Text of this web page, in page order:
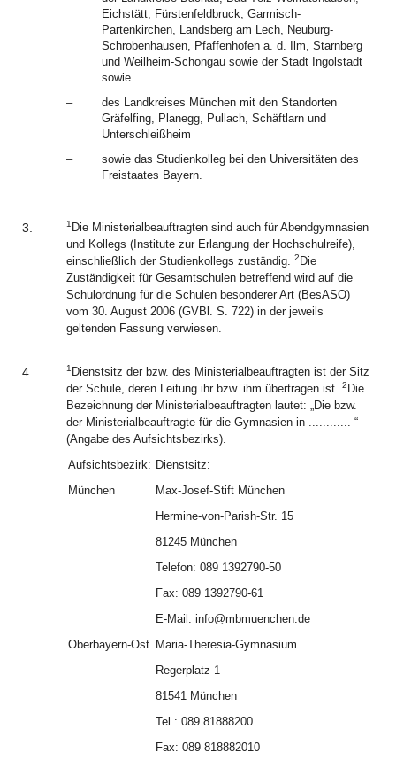
Eichstätt, Fürstenfeldbruck, Garmisch-
Partenkirchen, Landsberg am Lech, Neuburg-
Schrobenhausen, Pfaffenhofen a. d. Ilm, Starnberg
und Weilheim-Schongau sowie der Stadt Ingolstadt
sowie
–
des Landkreises München mit den Standorten
Gräfelfing, Planegg, Pullach, Schäftlarn und
Unterschleißheim
–
sowie das Studienkolleg bei den Universitäten des
Freistaates Bayern.
3. 1 Die Ministerialbeauftragten sind auch für Abendgymnasien
und Kollegs (Institute zur Erlangung der Hochschulreife),
einschließlich der Studienkollegs zuständig. 2 Die
Zuständigkeit für Gesamtschulen betreffend wird auf die
Schulordnung für die Schulen besonderer Art (BesASO)
vom 30. August 2006 (GVBl. S. 722) in der jeweils
geltenden Fassung verwiesen.
4. 1 Dienstsitz der bzw. des Ministerialbeauftragten ist der Sitz
der Schule, deren Leitung ihr bzw. ihm übertragen ist. 2 Die
Bezeichnung der Ministerialbeauftragten lautet: „Die bzw.
der Ministerialbeauftragte für die Gymnasien in ............ “
(Angabe des Aufsichtsbezirks).
Aufsichtsbezirk: Dienstsitz:
München
Max-Josef-Stift München
Hermine-von-Parish-Str. 15
81245 München
Telefon: 089 1392790-50
Fax: 089 1392790-61
E-Mail: info@mbmuenchen.de
Oberbayern-Ost Maria-Theresia-Gymnasium
Regerplatz 1
81541 München
Tel.: 089 81888200
Fax: 089 818882010